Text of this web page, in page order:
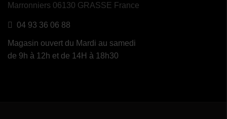
Marronniers 06130 GRASSE France
04 93 36 06 88
Magasin ouvert du Mardi au samedi
de 9h à 12h et de 14H à 18h30